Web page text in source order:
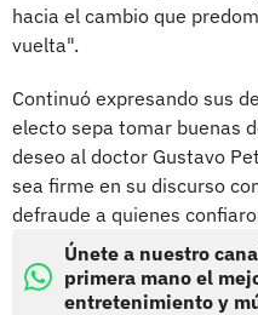
hacia el cambio que
vuelta".
Continuó expresando sus
electo sepa tomar buenas
deseo al doctor Gustavo
sea firme en su discurso
defraude a quienes
Únete a nuestro
primera mano el
entretenimiento y